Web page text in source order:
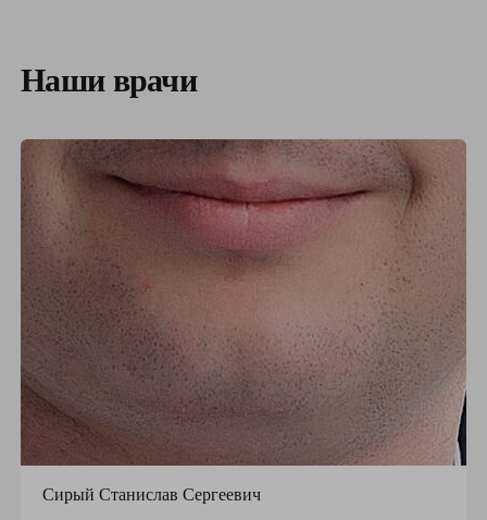
Наши врачи
Сирый Станислав Сергеевич